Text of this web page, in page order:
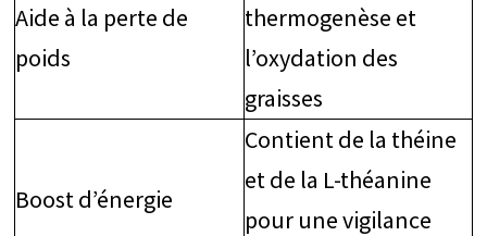
Aide à la perte de
poids
thermogenèse et
l’oxydation des
graisses
Boost d’énergie
Contient de la théine
et de la L-théanine
pour une vigilance